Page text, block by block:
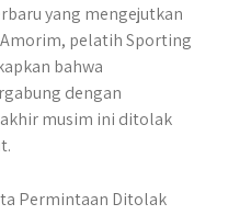
n
e
a
r
e
yang mengejutkan
pelatih Sporting
bahwa
dengan
musim ini ditolak